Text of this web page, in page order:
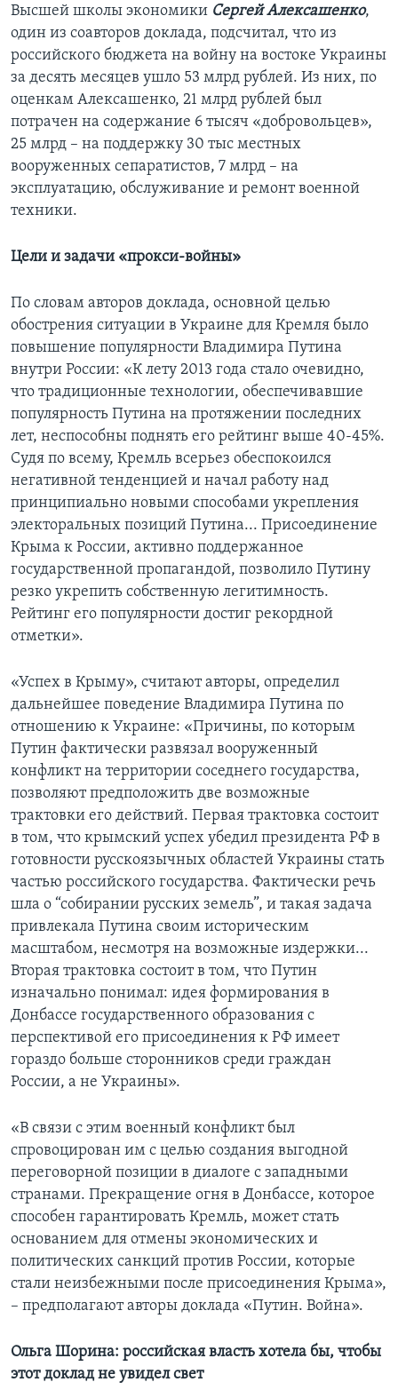
Высшей школы экономики Сергей Алексашенко,
один из соавторов доклада, подсчитал, что из
российского бюджета на войну на востоке Украины
за десять месяцев ушло 53 млрд рублей. Из них, по
оценкам Алексашенко, 21 млрд рублей был
потрачен на содержание 6 тысяч «добровольцев»,
25 млрд – на поддержку 30 тыс местных
вооруженных сепаратистов, 7 млрд – на
эксплуатацию, обслуживание и ремонт военной
техники.
Цели и задачи «прокси-войны»
По словам авторов доклада, основной целью
обострения ситуации в Украине для Кремля было
повышение популярности Владимира Путина
внутри России: «К лету 2013 года стало очевидно,
что традиционные технологии, обеспечивавшие
популярность Путина на протяжении последних
лет, неспособны поднять его рейтинг выше 40-45%.
Судя по всему, Кремль всерьез обеспокоился
негативной тенденцией и начал работу над
принципиально новыми способами укрепления
электоральных позиций Путина... Присоединение
Крыма к России, активно поддержанное
государственной пропагандой, позволило Путину
резко укрепить собственную легитимность.
Рейтинг его популярности достиг рекордной
отметки».
«Успех в Крыму», считают авторы, определил
дальнейшее поведение Владимира Путина по
отношению к Украине: «Причины, по которым
Путин фактически развязал вооруженный
конфликт на территории соседнего государства,
позволяют предположить две возможные
трактовки его действий. Первая трактовка состоит
в том, что крымский успех убедил президента РФ в
готовности русскоязычных областей Украины стать
частью российского государства. Фактически речь
шла о “собирании русских земель”, и такая задача
привлекала Путина своим историческим
масштабом, несмотря на возможные издержки...
Вторая трактовка состоит в том, что Путин
изначально понимал: идея формирования в
Донбассе государственного образования с
перспективой его присоединения к РФ имеет
гораздо больше сторонников среди граждан
России, а не Украины».
«В связи с этим военный конфликт был
спровоцирован им с целью создания выгодной
переговорной позиции в диалоге с западными
странами. Прекращение огня в Донбассе, которое
способен гарантировать Кремль, может стать
основанием для отмены экономических и
политических санкций против России, которые
стали неизбежными после присоединения Крыма»,
– предполагают авторы доклада «Путин. Война».
Ольга Шорина: российская власть хотела бы, чтобы
этот доклад не увидел свет